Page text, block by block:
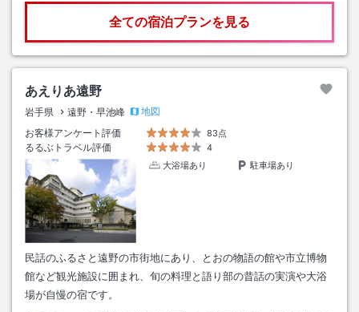
全ての宿泊プランを見る
あえりあ遠野
岩手県 遠野・早池峰
地図
お客様アンケート評価
83点
るるぶトラベル評価
4
大浴場あり
駐車場あり
民話のふるさと遠野の市街地にあり、とおの物語の館や市立博物
館など観光施設に囲まれ、旬の料理と語り部の昔話の実演や大浴
場が自慢の宿です。